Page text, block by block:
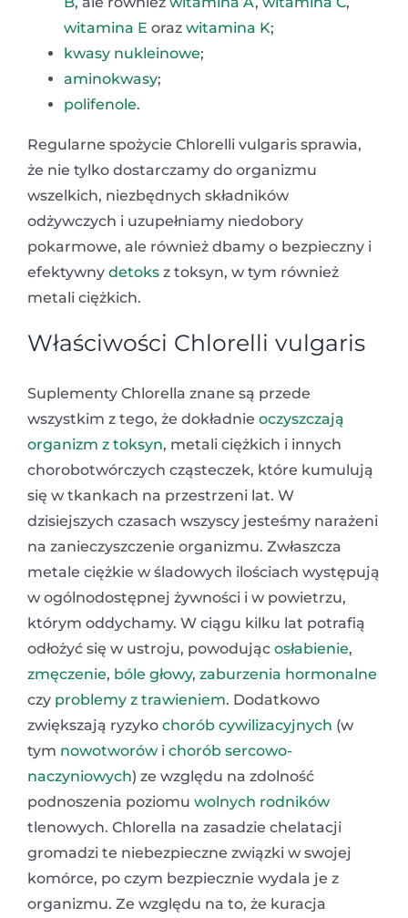
witamina E oraz witamina K;
kwasy nukleinowe;
aminokwasy;
polifenole.
Regularne spożycie Chlorelli vulgaris sprawia,
że nie tylko dostarczamy do organizmu
wszelkich, niezbędnych składników
odżywczych i uzupełniamy niedobory
pokarmowe, ale również dbamy o bezpieczny i
efektywny detoks z toksyn, w tym również
metali ciężkich.
Właściwości Chlorelli vulgaris
Suplementy Chlorella znane są przede
wszystkim z tego, że dokładnie oczyszczają
organizm z toksyn, metali ciężkich i innych
chorobotwórczych cząsteczek, które kumulują
się w tkankach na przestrzeni lat. W
dzisiejszych czasach wszyscy jesteśmy narażeni
na zanieczyszczenie organizmu. Zwłaszcza
metale ciężkie w śladowych ilościach występują
w ogólnodostępnej żywności i w powietrzu,
którym oddychamy. W ciągu kilku lat potrafią
odłożyć się w ustroju, powodując osłabienie,
zmęczenie, bóle głowy, zaburzenia hormonalne
czy problemy z trawieniem. Dodatkowo
zwiększają ryzyko chorób cywilizacyjnych (w
tym nowotworów i chorób sercowo-
naczyniowych) ze względu na zdolność
podnoszenia poziomu wolnych rodników
tlenowych. Chlorella na zasadzie chelatacji
gromadzi te niebezpieczne związki w swojej
komórce, po czym bezpiecznie wydala je z
organizmu. Ze względu na to, że kuracja